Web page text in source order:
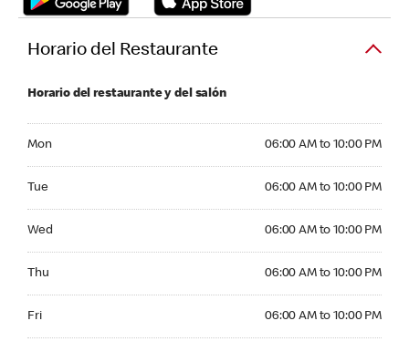
Horario del Restaurante
Horario del restaurante y del salón
Mon 06:00 AM to 10:00 PM
Tue 06:00 AM to 10:00 PM
Wed 06:00 AM to 10:00 PM
Thu 06:00 AM to 10:00 PM
Fri 06:00 AM to 10:00 PM